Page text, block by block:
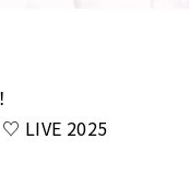
♡ LIVE 2025